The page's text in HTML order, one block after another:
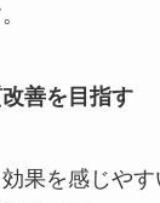
善を目指す
果を感じや